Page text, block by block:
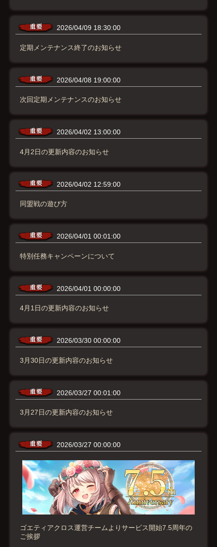
2026/04/09 18:30:00
定期メンテナンス終了のお知らせ
2026/04/08 19:00:00
次回定期メンテナンスのお知らせ
2026/04/02 13:00:00
4月2日の更新内容のお知らせ
2026/04/02 12:59:00
同盟戦の遊び方
2026/04/01 00:01:00
特別任務キャンペーンについて
2026/04/01 00:00:00
4月1日の更新内容のお知らせ
2026/03/30 00:00:00
3月30日の更新内容のお知らせ
2026/03/27 00:01:00
3月27日の更新内容のお知らせ
2026/03/27 00:00:00
ゴエティアクロス運営チームよりサービス開始7.5周年の
ご挨拶